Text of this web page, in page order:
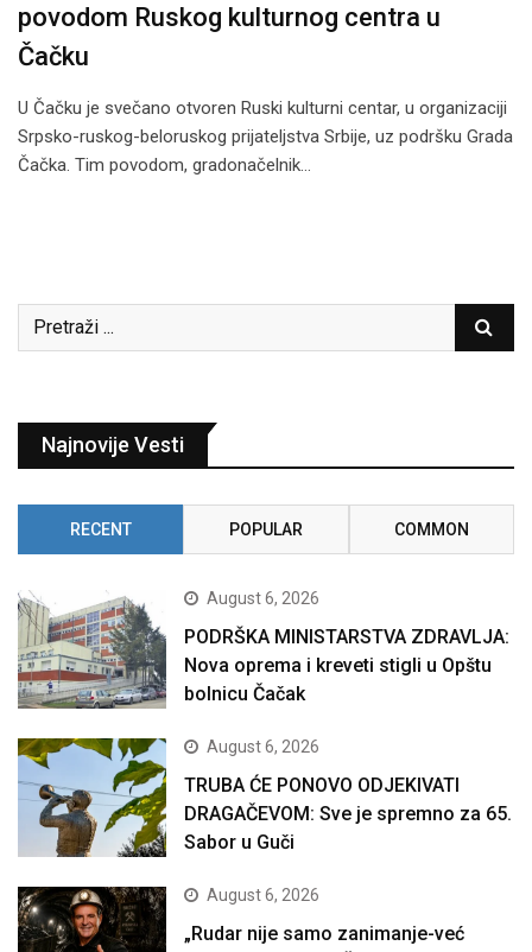
povodom Ruskog kulturnog centra u
Čačku
U Čačku je svečano otvoren Ruski kulturni centar, u organizaciji
Srpsko-ruskog-beloruskog prijateljstva Srbije, uz podršku Grada
Čačka. Tim povodom, gradonačelnik…
Najnovije Vesti
RECENT POPULAR COMMON
August 6, 2026
PODRŠKA MINISTARSTVA ZDRAVLJA:
Nova oprema i kreveti stigli u Opštu
bolnicu Čačak
August 6, 2026
TRUBA ĆE PONOVO ODJEKIVATI
DRAGAČEVOM: Sve je spremno za 65.
Sabor u Guči
August 6, 2026
„Rudar nije samo zanimanje-već